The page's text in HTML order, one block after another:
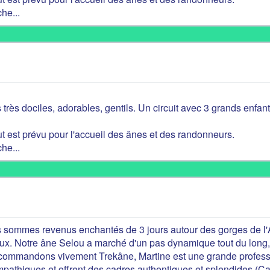
dociles, adorables, gentils. Un circuit avec 3 grands
est prévu pour l'accueil des ânes et des randonneurs.
revenus enchantés de 3 jours autour des gorges de
Notre âne Selou a marché d'un pas dynamique tout du
vivement Trekâne, Martine est une grande